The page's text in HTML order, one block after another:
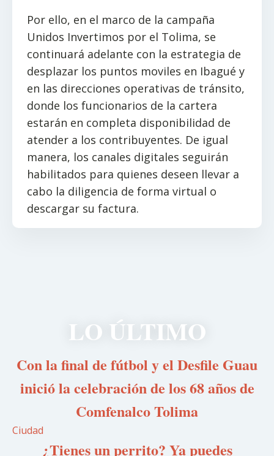
Por ello, en el marco de la campaña
Unidos Invertimos por el Tolima, se
continuará adelante con la estrategia de
desplazar los puntos moviles en Ibagué y
en las direcciones operativas de tránsito,
donde los funcionarios de la cartera
estarán en completa disponibilidad de
atender a los contribuyentes. De igual
manera, los canales digitales seguirán
habilitados para quienes deseen llevar a
cabo la diligencia de forma virtual o
descargar su factura.
LO ÚLTIMO
Con la final de fútbol y el Desfile Guau
inició la celebración de los 68 años de
Comfenalco Tolima
Ciudad
¿Tienes un perrito? Ya puedes